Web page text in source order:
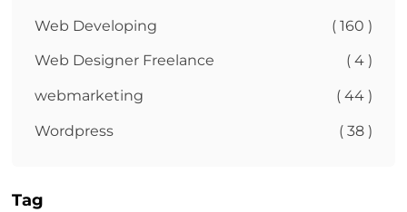
Web Developing ( 160 )
Web Designer Freelance ( 4 )
webmarketing ( 44 )
Wordpress ( 38 )
Tag